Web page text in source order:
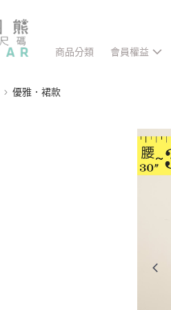
商品分類 會員權益
優雅．裙款